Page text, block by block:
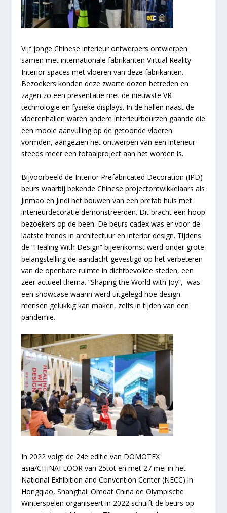
Vijf jonge Chinese interieur ontwerpers ontwierpen
samen met internationale fabrikanten Virtual Reality
Interior spaces met vloeren van deze fabrikanten.
Bezoekers konden deze zwarte dozen betreden en
zagen zo een presentatie met de nieuwste VR
technologie en fysieke displays. In de hallen naast de
vloerenhallen waren andere interieurbeurzen gaande die
een mooie aanvulling op de getoonde vloeren
vormden, aangezien het ontwerpen van een interieur
steeds meer een totaalproject aan het worden is.
Bijvoorbeeld de Interior Prefabricated Decoration (IPD)
beurs waarbij bekende Chinese projectontwikkelaars als
Jinmao en Jindi het bouwen van een prefab huis met
interieurdecoratie demonstreerden. Dit bracht een hoop
bezoekers op de been. De beurs cadex was er voor de
laatste trends in architectuur en interior design. Tijdens
de “Healing With Design” bijeenkomst werd onder grote
belangstelling de aandacht gevestigd op het verbeteren
van de openbare ruimte in dichtbevolkte steden, een
zeer actueel thema. “Shaping the World with Joy”, was
een showcase waarin werd uitgelegd hoe design
mensen gelukkig kan maken, zelfs in tijden van een
pandemie.
In 2022 volgt de 24e editie van DOMOTEX
asia/CHINAFLOOR van 25tot en met 27 mei in het
National Exhibition and Convention Center (NECC) in
Hongqiao, Shanghai. Omdat China de Olympische
Winterspelen organiseert in 2022 schuift de beurs op